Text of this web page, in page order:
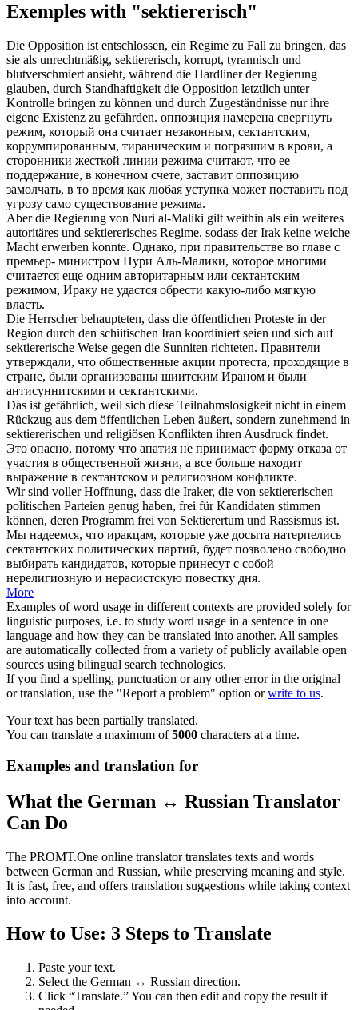
Exemples with "sektiererisch"
Die Opposition ist entschlossen, ein Regime zu Fall zu bringen, das
sie als unrechtmäßig, sektiererisch, korrupt, tyrannisch und
blutverschmiert ansieht, während die Hardliner der Regierung
glauben, durch Standhaftigkeit die Opposition letztlich unter
Kontrolle bringen zu können und durch Zugeständnisse nur ihre
eigene Existenz zu gefährden. оппозиция намерена свергнуть
режим, который она считает незаконным, сектантским,
коррумпированным, тираническим и погрязшим в крови, а
сторонники жесткой линии режима считают, что ее
поддержание, в конечном счете, заставит оппозицию
замолчать, в то время как любая уступка может поставить под
угрозу само существование режима.
Aber die Regierung von Nuri al-Maliki gilt weithin als ein weiteres
autoritäres und sektiererisches Regime, sodass der Irak keine weiche
Macht erwerben konnte. Однако, при правительстве во главе с
премьер- министром Нури Аль-Малики, которое многими
считается еще одним авторитарным или сектантским
режимом, Ираку не удастся обрести какую-либо мягкую
власть.
Die Herrscher behaupteten, dass die öffentlichen Proteste in der
Region durch den schiitischen Iran koordiniert seien und sich auf
sektiererische Weise gegen die Sunniten richteten. Правители
утверждали, что общественные акции протеста, проходящие в
стране, были организованы шиитским Ираном и были
антисуннитскими и сектантскими.
Das ist gefährlich, weil sich diese Teilnahmslosigkeit nicht in einem
Rückzug aus dem öffentlichen Leben äußert, sondern zunehmend in
sektiererischen und religiösen Konflikten ihren Ausdruck findet.
Это опасно, потому что апатия не принимает форму отказа от
участия в общественной жизни, а все больше находит
выражение в сектантском и религиозном конфликте.
Wir sind voller Hoffnung, dass die Iraker, die von sektiererischen
politischen Parteien genug haben, frei für Kandidaten stimmen
können, deren Programm frei von Sektierertum und Rassismus ist.
Мы надеемся, что иракцам, которые уже досыта натерпелись
сектантских политических партий, будет позволено свободно
выбирать кандидатов, которые принесут с собой
нерелигиозную и нерасистскую повестку дня.
More
Examples of word usage in different contexts are provided solely for
linguistic purposes, i.e. to study word usage in a sentence in one
language and how they can be translated into another. All samples
are automatically collected from a variety of publicly available open
sources using bilingual search technologies.
If you find a spelling, punctuation or any other error in the original
or translation, use the "Report a problem" option orwrite to us.
Your text has been partially translated.
You can translate a maximum of5000 characters at a time.
Examples and translation for
What the German ↔ Russian Translator
Can Do
The PROMT.One online translator translates texts and words
between German and Russian, while preserving meaning and style.
It is fast, free, and offers translation suggestions while taking context
into account.
How to Use: 3 Steps to Translate
Paste your text.
Select the German ↔ Russian direction.
Click “Translate.” You can then edit and copy the result if